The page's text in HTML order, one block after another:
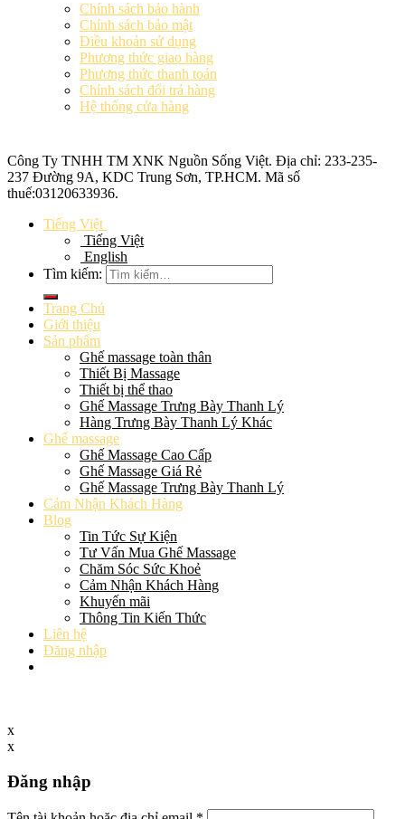
Chính sách bảo hành
Chính sách bảo mật
Điều khoản sử dụng
Phương thức giao hàng
Phương thức thanh toán
Chính sách đổi trả hàng
Hệ thống cửa hàng
Công Ty TNHH TM XNK Nguồn Sống Việt. Địa chỉ: 233-235-
237 Đường 9A, KDC Trung Sơn, TP.HCM. Mã số
thuế:03120633936.
Tiếng Việt
Tiếng Việt
English
Tìm kiếm:
Trang Chủ
Giới thiệu
Sản phẩm
Ghế massage toàn thân
Thiết Bị Massage
Thiết bị thể thao
Ghế Massage Trưng Bày Thanh Lý
Hàng Trưng Bày Thanh Lý Khác
Ghế massage
Ghế Massage Cao Cấp
Ghế Massage Giá Rẻ
Ghế Massage Trưng Bày Thanh Lý
Cảm Nhận Khách Hàng
Blog
Tin Tức Sự Kiện
Tư Vấn Mua Ghế Massage
Chăm Sóc Sức Khoẻ
Cảm Nhận Khách Hàng
Khuyến mãi
Thông Tin Kiến Thức
Liên hệ
Đăng nhập
x
x
Đăng nhập